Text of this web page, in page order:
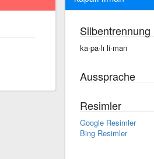
Silbentrennung
ka·pa·lı li·man
Aussprache
Resimler
Google Resimler
Bing Resimler